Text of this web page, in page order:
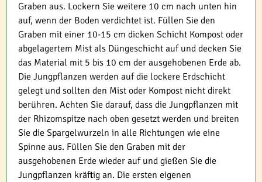
Graben aus. Lockern Sie weitere 10 cm nach unten hin
auf, wenn der Boden verdichtet ist. Füllen Sie den
Graben mit einer 10-15 cm dicken Schicht Kompost oder
abgelagertem Mist als Düngeschicht auf und decken Sie
das Material mit 5 bis 10 cm der ausgehobenen Erde ab.
Die Jungpflanzen werden auf die lockere Erdschicht
gelegt und sollten den Mist oder Kompost nicht direkt
berühren. Achten Sie darauf, dass die Jungpflanzen mit
der Rhizomspitze nach oben gesetzt werden und breiten
Sie die Spargelwurzeln in alle Richtungen wie eine
Spinne aus. Füllen Sie den Graben mit der
ausgehobenen Erde wieder auf und gießen Sie die
Jungpflanzen kräftig an. Die ersten eigenen